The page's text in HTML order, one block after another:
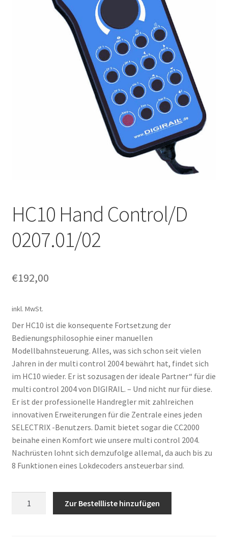
HC10 Hand Control/D
0207.01/02
€192,00
inkl. MwSt.
Der HC10 ist die konsequente Fortsetzung der
Bedienungsphilosophie einer manuellen
Modellbahnsteuerung. Alles, was sich schon seit vielen
Jahren in der multi control 2004 bewährt hat, findet sich
im HC10 wieder. Er ist sozusagen der ideale Partner“ für die
multi control 2004 von DIGIRAIL. – Und nicht nur für diese.
Er ist der professionelle Handregler mit zahlreichen
innovativen Erweiterungen für die Zentrale eines jeden
SELECTRIX -Benutzers. Damit bietet sogar die CC2000
beinahe einen Komfort wie unsere multi control 2004.
Nachrüsten lohnt sich demzufolge allemal, da auch bis zu
8 Funktionen eines Lokdecoders ansteuerbar sind.
Zur Bestellliste hinzufügen